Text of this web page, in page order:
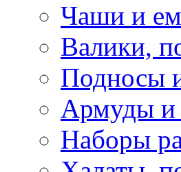
Чаши и
Валики,
Подносы
Армуды и
Наборы